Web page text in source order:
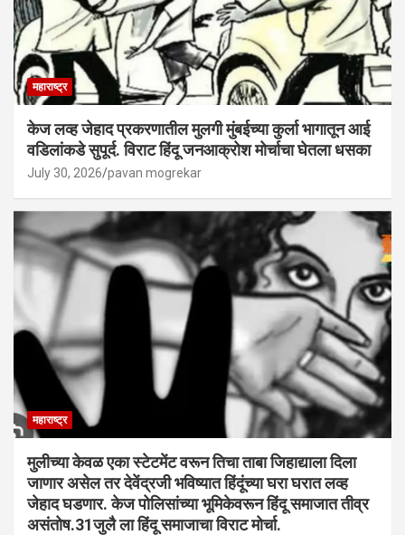
महाराष्ट्र
केज लव्ह जेहाद प्रकरणातील मुलगी मुंबईच्या कुर्ला भागातून आई
वडिलांकडे सुपूर्द. विराट हिंदू जनआक्रोश मोर्चाचा घेतला धसका
July 30, 2026 pavan mogrekar
महाराष्ट्र
मुलीच्या केवळ एका स्टेटमेंट वरून तिचा ताबा जिहाद्याला दिला
जाणार असेल तर देवेंद्रजी भविष्यात हिंदूंच्या घरा घरात लव्ह
जेहाद घडणार. केज पोलिसांच्या भूमिकेवरून हिंदू समाजात तीव्र
असंतोष.31जुलै ला हिंदू समाजाचा विराट मोर्चा.